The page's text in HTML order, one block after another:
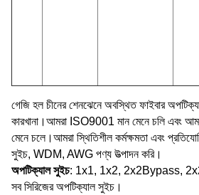
গেজি হল চীনের শেনঝেনে অবস্থিত ফাইবার
কারখানা।আমরা ISO9001 মান মেনে চলি এবং
মেনে চলে।আমরা স্থিতিশীল কর্মক্ষমতা এবং
সুইচ, WDM, AWG পণ্য উত্পাদন করি।
অপটিক্যাল সুইচ: 1x1, 1x2, 2x2Bypass,
সব সিরিজের অপটিক্যাল সুইচ।